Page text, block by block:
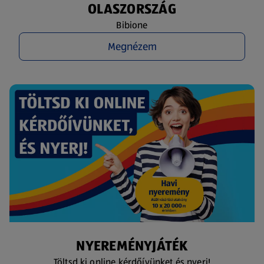
OLASZORSZÁG
Bibione
Megnézem
NYEREMÉNYJÁTÉK